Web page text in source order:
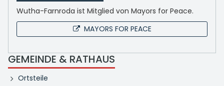
Wutha-Farnroda ist Mitglied von Mayors for Peace.
MAYORS FOR PEACE
GEMEINDE & RATHAUS
Ortsteile